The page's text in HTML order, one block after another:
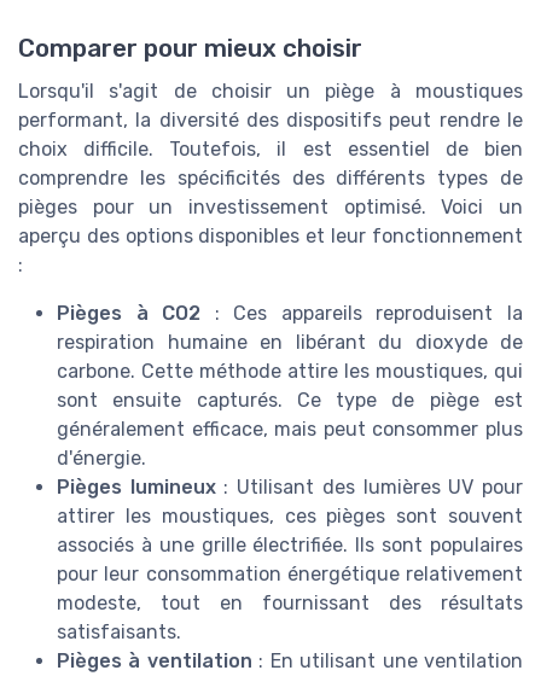
Comparer pour mieux choisir
Lorsqu'il s'agit de choisir un piège à moustiques
performant, la diversité des dispositifs peut rendre le
choix difficile. Toutefois, il est essentiel de bien
comprendre les spécificités des différents types de
pièges pour un investissement optimisé. Voici un
aperçu des options disponibles et leur fonctionnement
:
Pièges à CO2 : Ces appareils reproduisent la
respiration humaine en libérant du dioxyde de
carbone. Cette méthode attire les moustiques, qui
sont ensuite capturés. Ce type de piège est
généralement efficace, mais peut consommer plus
d'énergie.
Pièges lumineux: Utilisant des lumières UV pour
attirer les moustiques, ces pièges sont souvent
associés à une grille électrifiée. Ils sont populaires
pour leur consommation énergétique relativement
modeste, tout en fournissant des résultats
satisfaisants.
Pièges à ventilation : En utilisant une ventilation